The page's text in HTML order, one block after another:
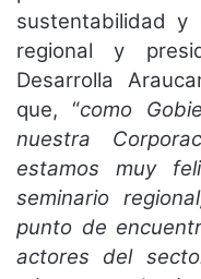
sustentabilidad y
regional y
Desarrolla
que, “como
nuestra
estamos muy
seminario
punto de
actores del